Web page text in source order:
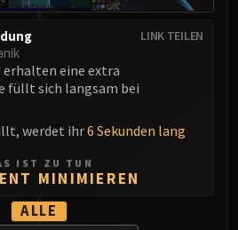
LINK TEILEN
erhalten eine extra
füllt sich langsam bei
werdet ihr6 Sekunden lang
IST ZU TUN
MINIMIEREN
ALLE